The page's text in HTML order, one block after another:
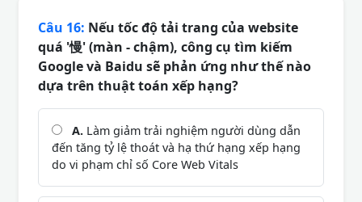
Câu 16: Nếu tốc độ tải trang của website
quá '慢' (màn - chậm), công cụ tìm kiếm
Google và Baidu sẽ phản ứng như thế nào
dựa trên thuật toán xếp hạng?
A. Làm giảm trải nghiệm người dùng dẫn
đến tăng tỷ lệ thoát và hạ thứ hạng xếp hạng
do vi phạm chỉ số Core Web Vitals